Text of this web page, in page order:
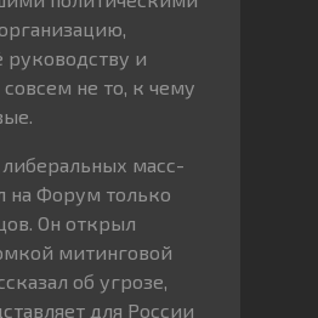
руководству и
не то, к чему
масс-
на Форум только
Он открыл
митинговой
об угрозе,
для России